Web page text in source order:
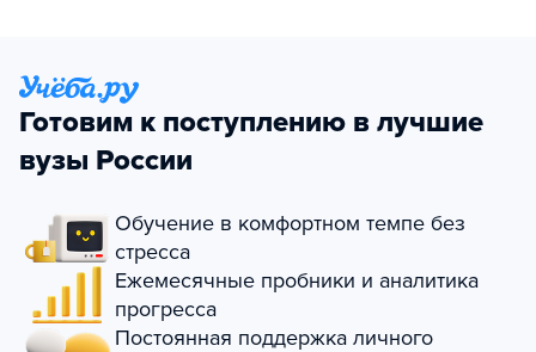
Готовим к поступлению в лучшие
вузы России
Обучение в комфортном темпе без
стресса
Ежемесячные пробники и аналитика
прогресса
Постоянная поддержка личного